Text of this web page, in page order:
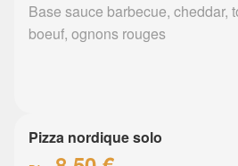
Base sauce barbecue, cheddar,
boeuf, ognons rouges
Pizza nordique solo